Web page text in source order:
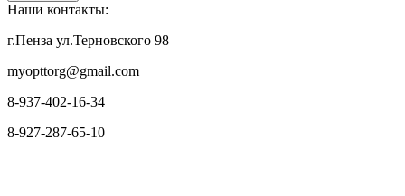
Наши контакты:
г.Пенза ул.Терновского 98
myopttorg@gmail.com
8-937-402-16-34
8-927-287-65-10